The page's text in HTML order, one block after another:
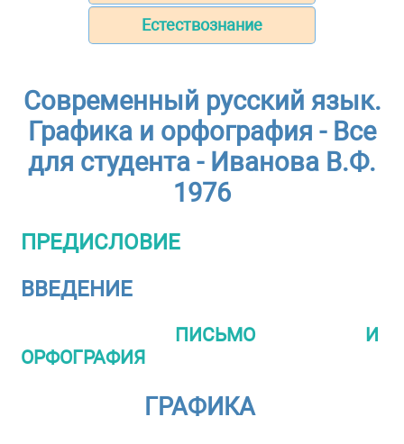
Естествознание
Современный русский язык.
Графика и орфография - Все
для студента - Иванова В.Ф.
1976
ПРЕДИСЛОВИЕ
ВВЕДЕНИЕ
ПИСЬМО И
ОРФОГРАФИЯ
ГРАФИКА